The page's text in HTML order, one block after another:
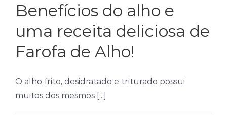
Benefícios do alho e
uma receita deliciosa de
Farofa de Alho!
O alho frito, desidratado e triturado possui
muitos dos mesmos [...]